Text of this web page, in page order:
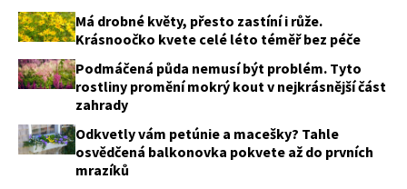
Má drobné květy, přesto zastíní i růže.
Krásnoočko kvete celé léto téměř bez péče
Podmáčená půda nemusí být problém. Tyto
rostliny promění mokrý kout v nejkrásnější část
zahrady
Odkvetly vám petúnie a macešky? Tahle
osvědčená balkonovka pokvete až do prvních
mrazíků